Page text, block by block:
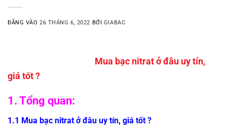
ĐĂNG VÀO26 THÁNG 6, 2022 BỞI GIABAC
Mua bạc nitrat ở đâu uy tín,
giá tốt ?
1. Tổng quan:
1.1 Mua bạc nitrat ở đâu uy tín, giá tốt ?